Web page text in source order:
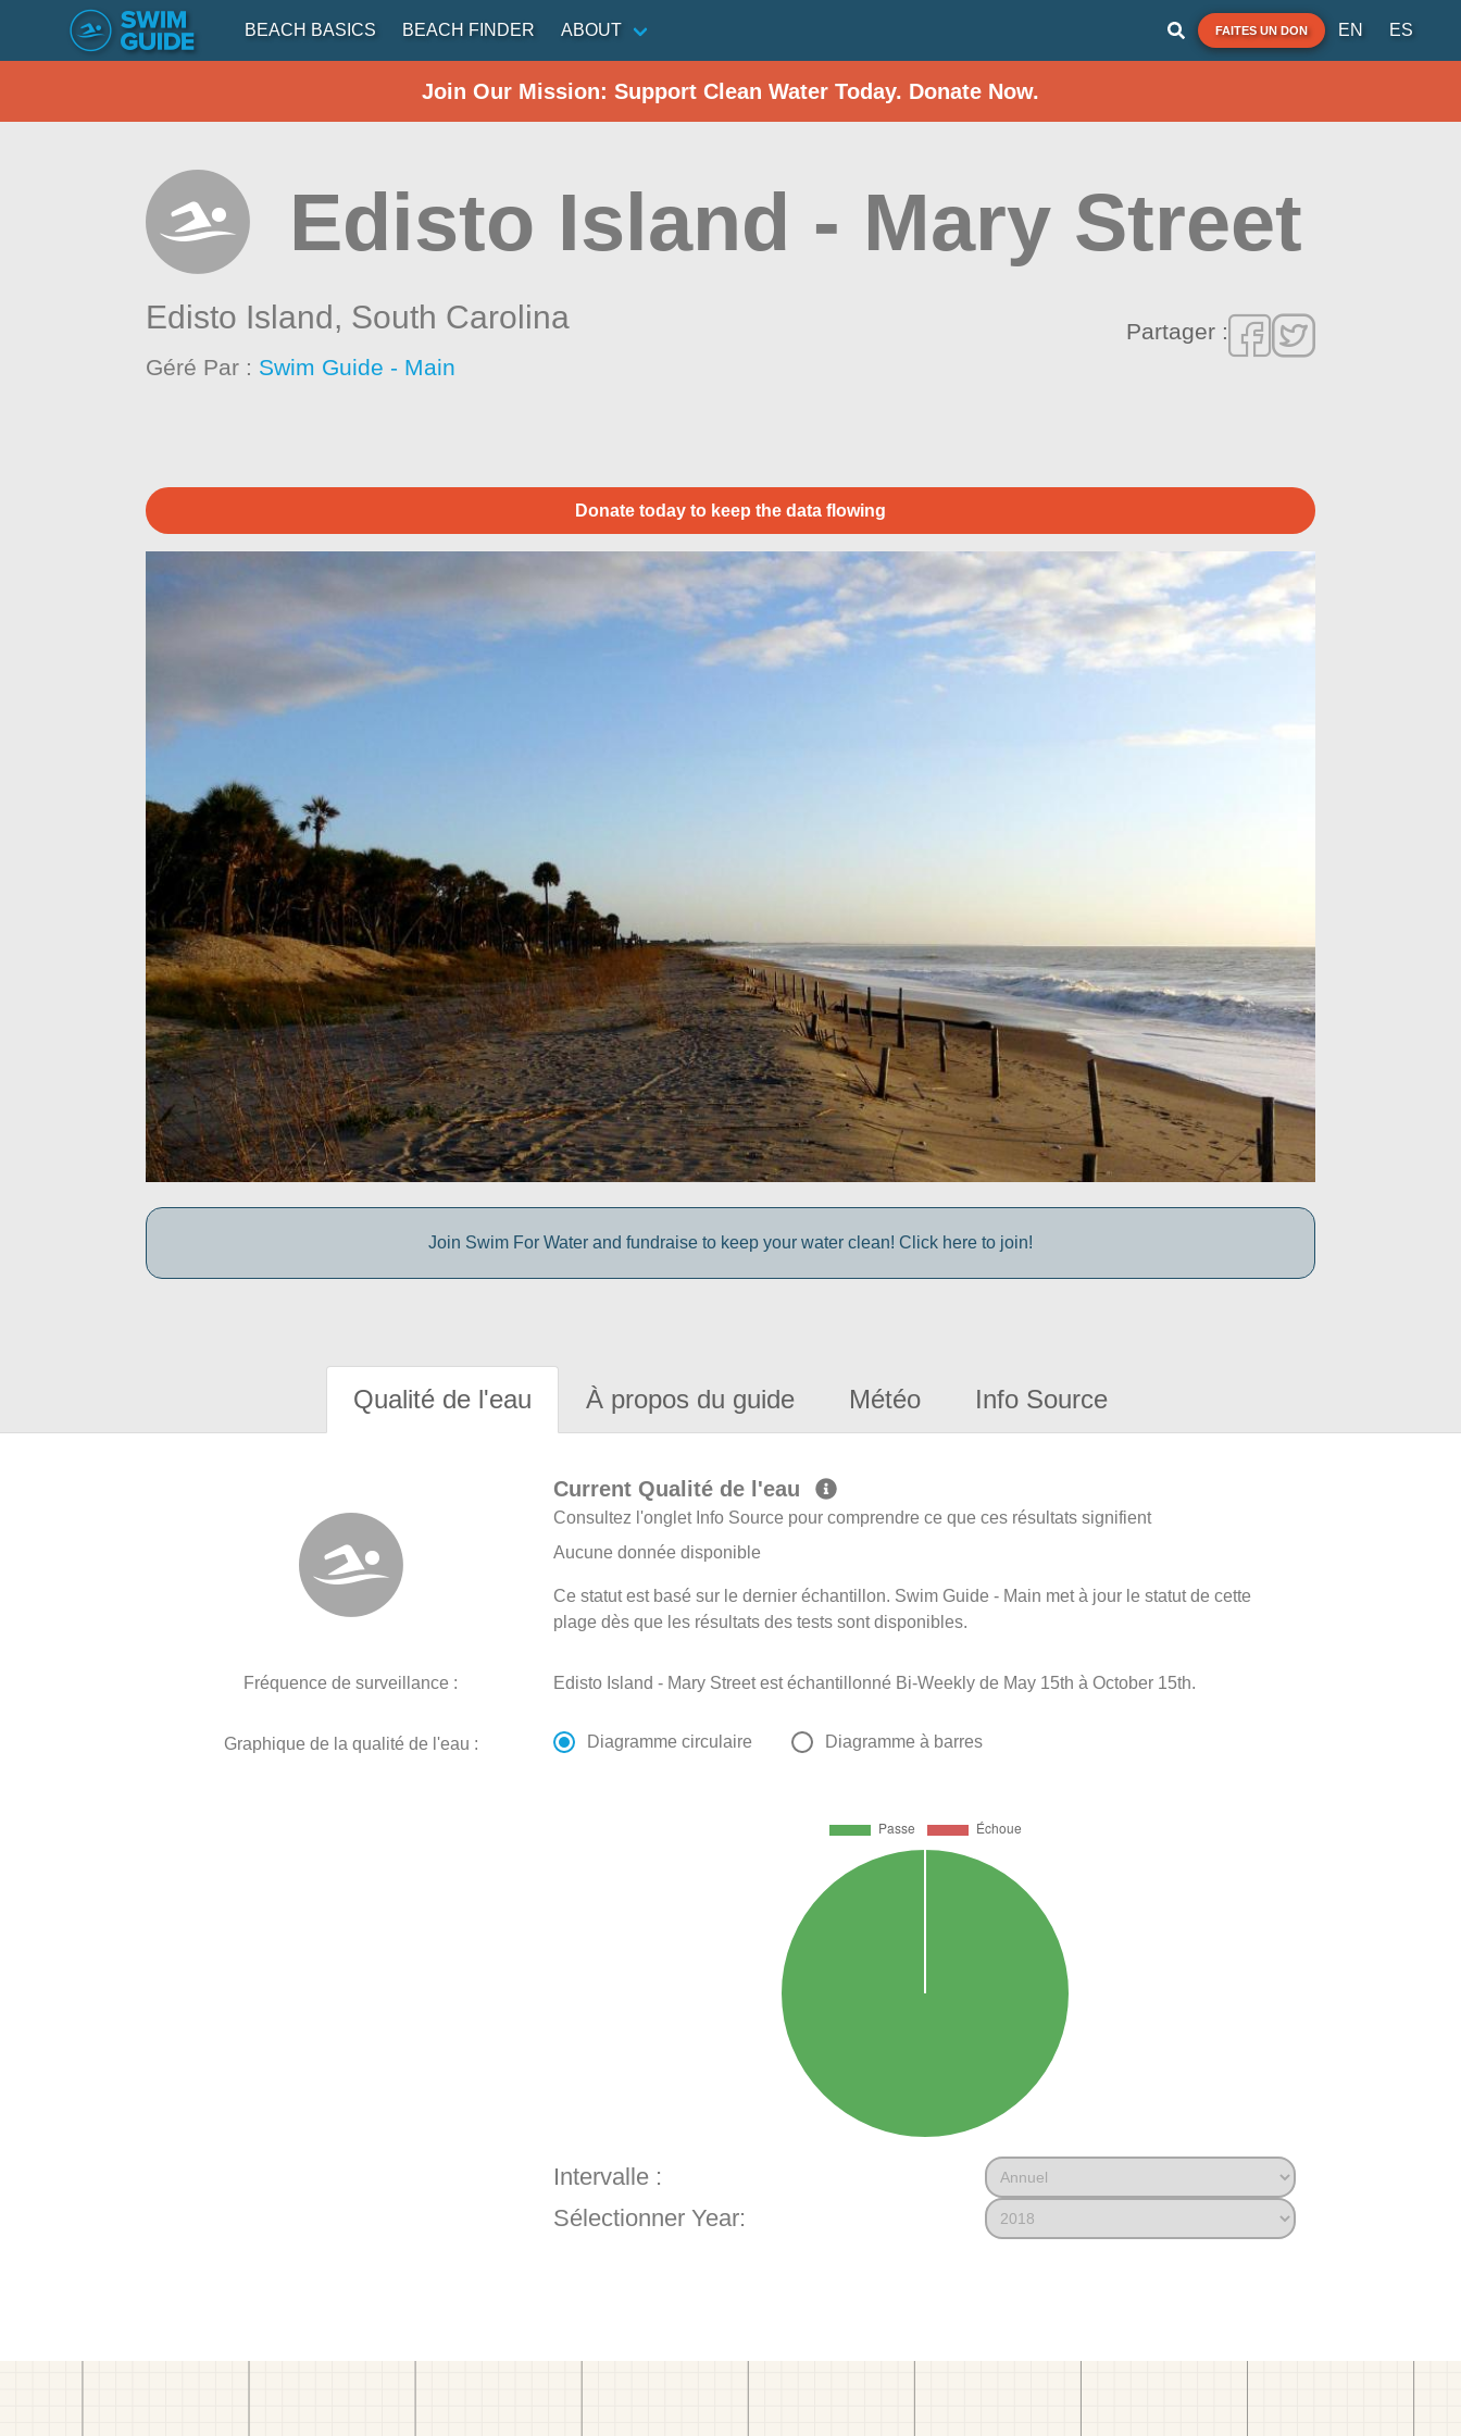
BEACH BASICS BEACH FINDER ABOUT FAITES UN DON EN ES
Join Our Mission: Support Clean Water Today. Donate Now.
Edisto Island - Mary Street
Edisto Island, South Carolina
Géré Par : Swim Guide - Main
Partager :
Donate today to keep the data flowing
Join Swim For Water and fundraise to keep your water clean! Click here to join!
Qualité de l'eau À propos du guide Météo Info Source
Current Qualité de l'eau
Consultez l'onglet Info Source pour comprendre ce que ces résultats signifient
Aucune donnée disponible
Ce statut est basé sur le dernier échantillon. Swim Guide - Main met à jour le statut de cette
plage dès que les résultats des tests sont disponibles.
Fréquence de surveillance : Edisto Island - Mary Street est échantillonné Bi-Weekly de May 15th à October 15th.
Graphique de la qualité de l'eau : Diagramme circulaire Diagramme à barres
Intervalle :
Sélectionner Year: